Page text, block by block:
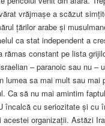
vrăjmașe a scăzut
țărilor arabe și
ca stat independent a
rămas constant pe lista
– paranoic sau nu –
lumea sa mai mult sau mai
Ca să nu mai amintim
încalcă cu seriozitate și cu
acestei organizații. Astăzi